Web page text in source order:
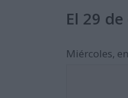
El 29
Miércoles,